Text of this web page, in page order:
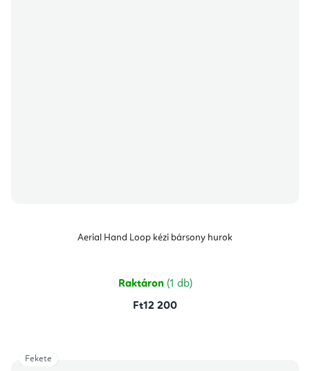
Aerial Hand Loop kézi bársony hurok
Raktáron (1 db)
Ft12 200
Fekete